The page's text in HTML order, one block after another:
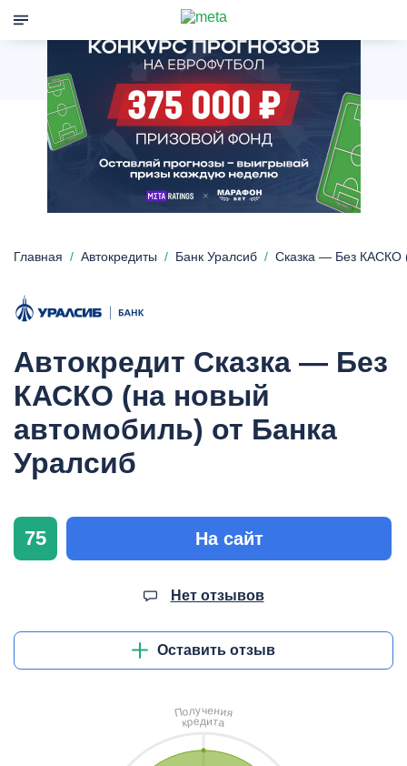
Главная Автокредиты Банк Уралсиб Сказка — Без КАСКО
Автокредит Сказка — Без
КАСКО (на новый
автомобиль) от Банка
Уралсиб
75 На сайт
Нет отзывов
Оставить отзыв
Получения
кредита